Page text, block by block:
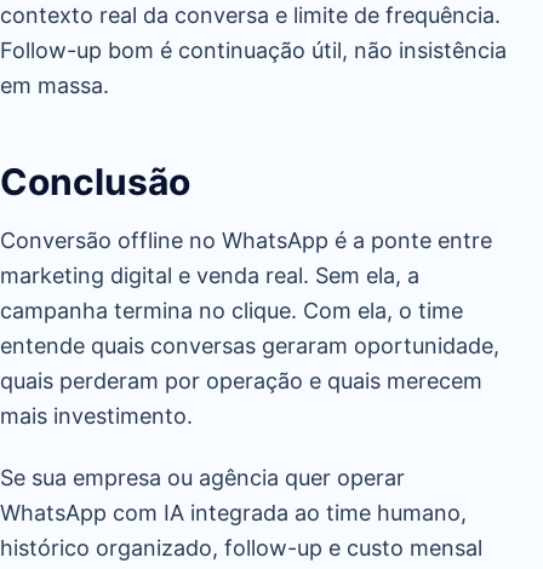
contexto real da conversa e limite de frequência.
Follow-up bom é continuação útil, não insistência
em massa.
Conclusão
Conversão offline no WhatsApp é a ponte entre
marketing digital e venda real. Sem ela, a
campanha termina no clique. Com ela, o time
entende quais conversas geraram oportunidade,
quais perderam por operação e quais merecem
mais investimento.
Se sua empresa ou agência quer operar
WhatsApp com IA integrada ao time humano,
histórico organizado, follow-up e custo mensal